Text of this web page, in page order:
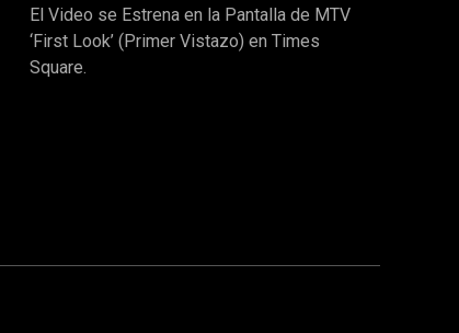
El Video se Estrena en la Pantalla de MTV
‘First Look’ (Primer Vistazo) en Times
Square.